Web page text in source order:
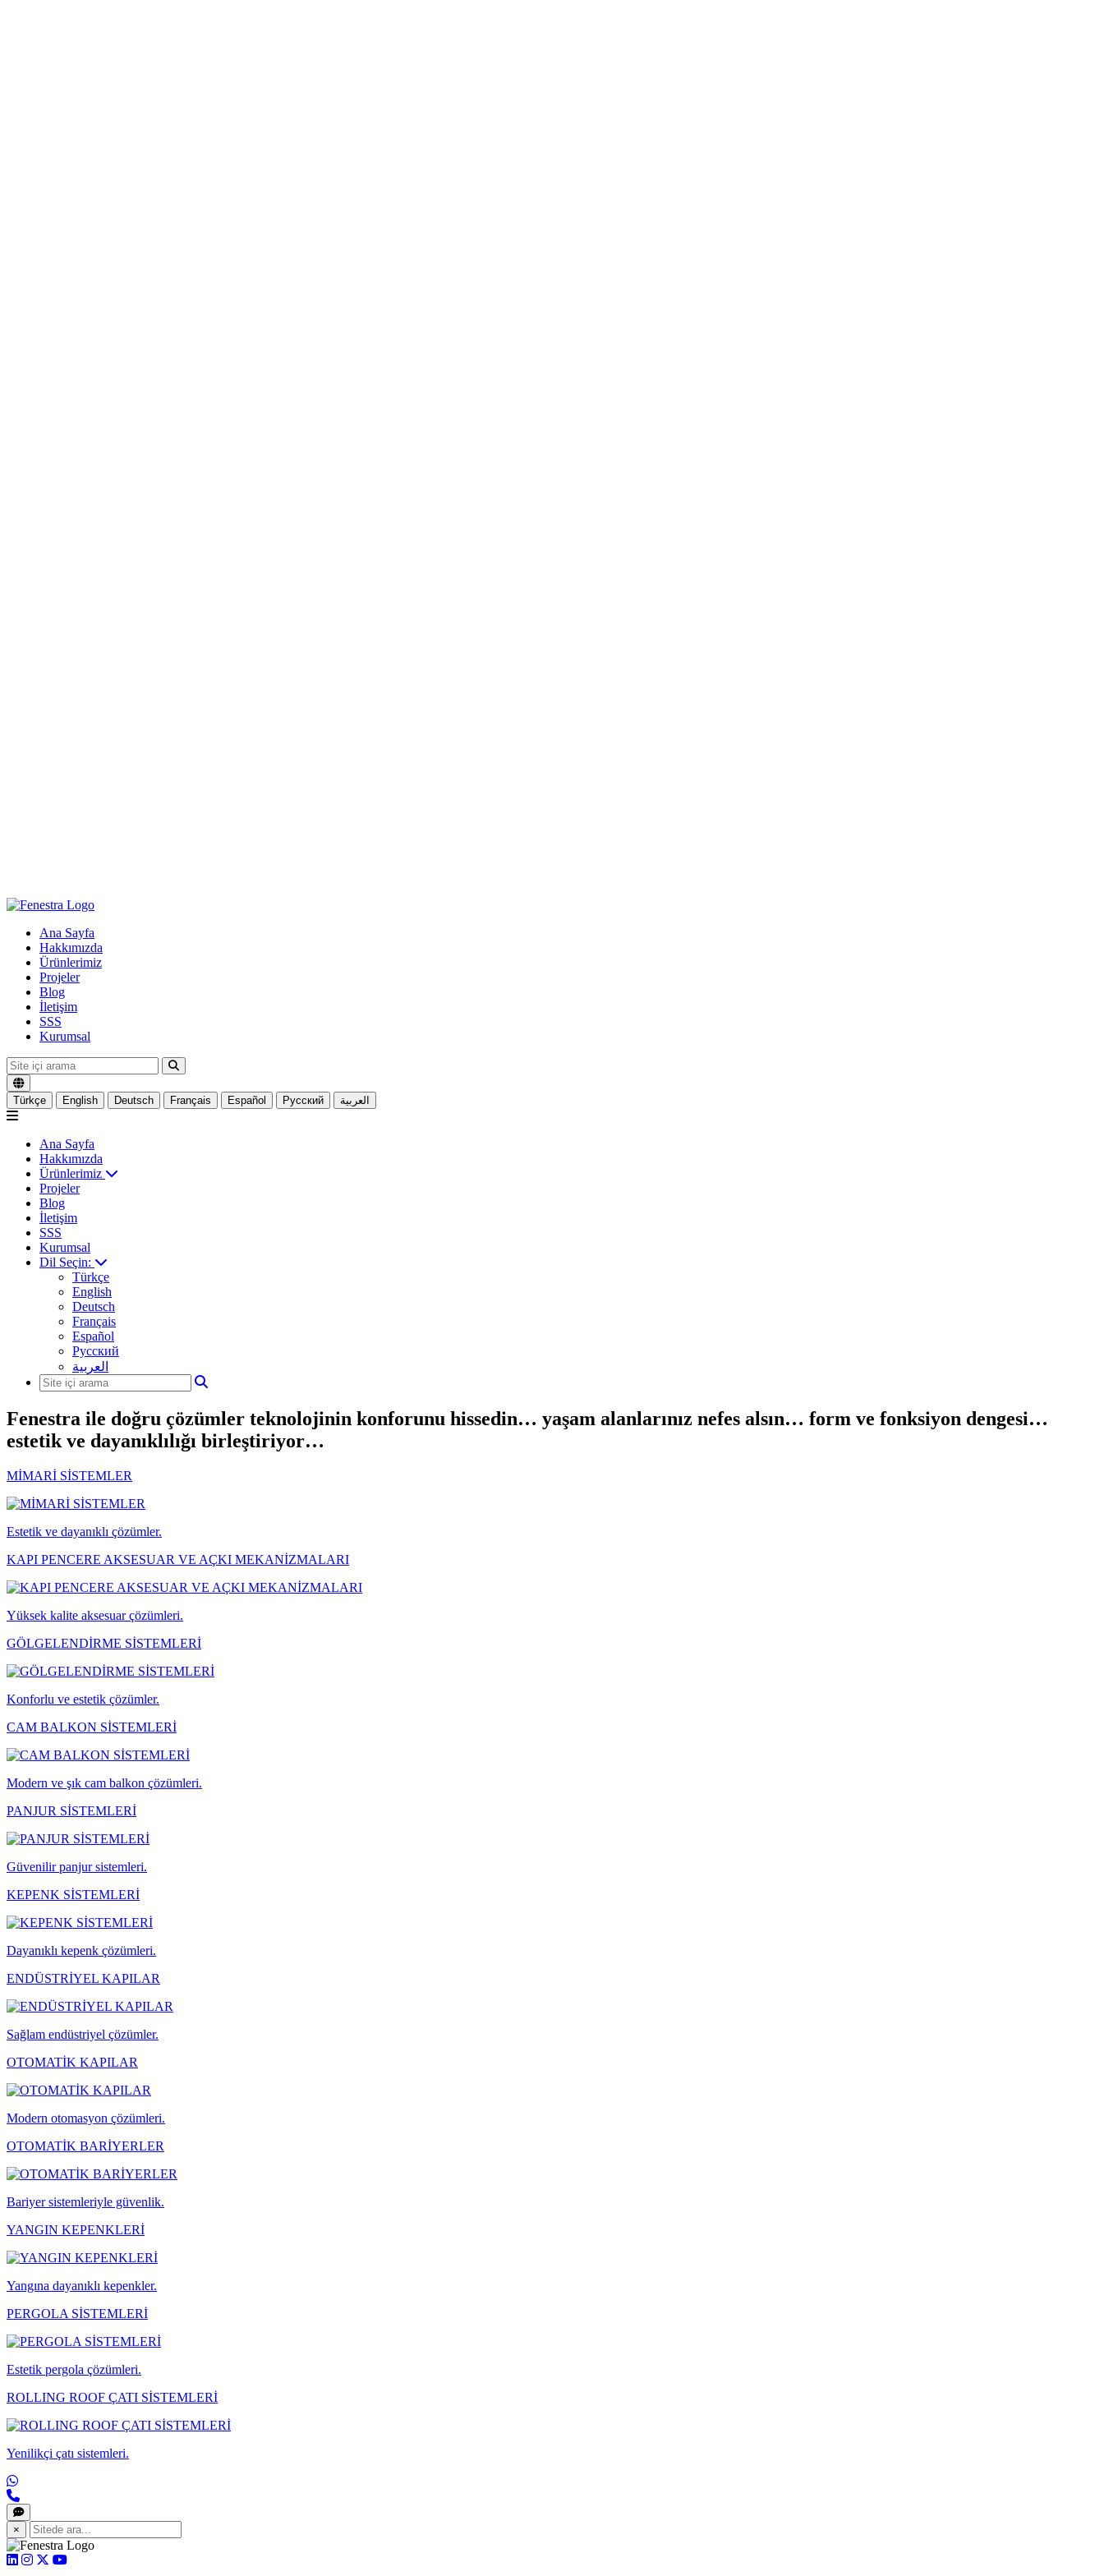
Ana Sayfa
Hakkımızda
Ürünlerimiz
Projeler
Blog
İletişim
SSS
Kurumsal
Türkçe English Deutsch Français Español Русский العربية
Ana Sayfa
Hakkımızda
Ürünlerimiz
Projeler
Blog
İletişim
SSS
Kurumsal
Dil Seçin:
Türkçe
English
Deutsch
Français
Español
Русский
العربية
Fenestra ile doğru çözümler teknolojinin konforunu hissedin… yaşam alanlarınız nefes alsın… form ve fonksiyon dengesi…
estetik ve dayanıklılığı birleştiriyor…
MİMARİ SİSTEMLER
Estetik ve dayanıklı çözümler.
KAPI PENCERE AKSESUAR VE AÇKI MEKANİZMALARI
Yüksek kalite aksesuar çözümleri.
GÖLGELENDİRME SİSTEMLERİ
Konforlu ve estetik çözümler.
CAM BALKON SİSTEMLERİ
Modern ve şık cam balkon çözümleri.
PANJUR SİSTEMLERİ
Güvenilir panjur sistemleri.
KEPENK SİSTEMLERİ
Dayanıklı kepenk çözümleri.
ENDÜSTRİYEL KAPILAR
Sağlam endüstriyel çözümler.
OTOMATİK KAPILAR
Modern otomasyon çözümleri.
OTOMATİK BARİYERLER
Bariyer sistemleriyle güvenlik.
YANGIN KEPENKLERİ
Yangına dayanıklı kepenkler.
PERGOLA SİSTEMLERİ
Estetik pergola çözümleri.
ROLLING ROOF ÇATI SİSTEMLERİ
Yenilikçi çatı sistemleri.
×